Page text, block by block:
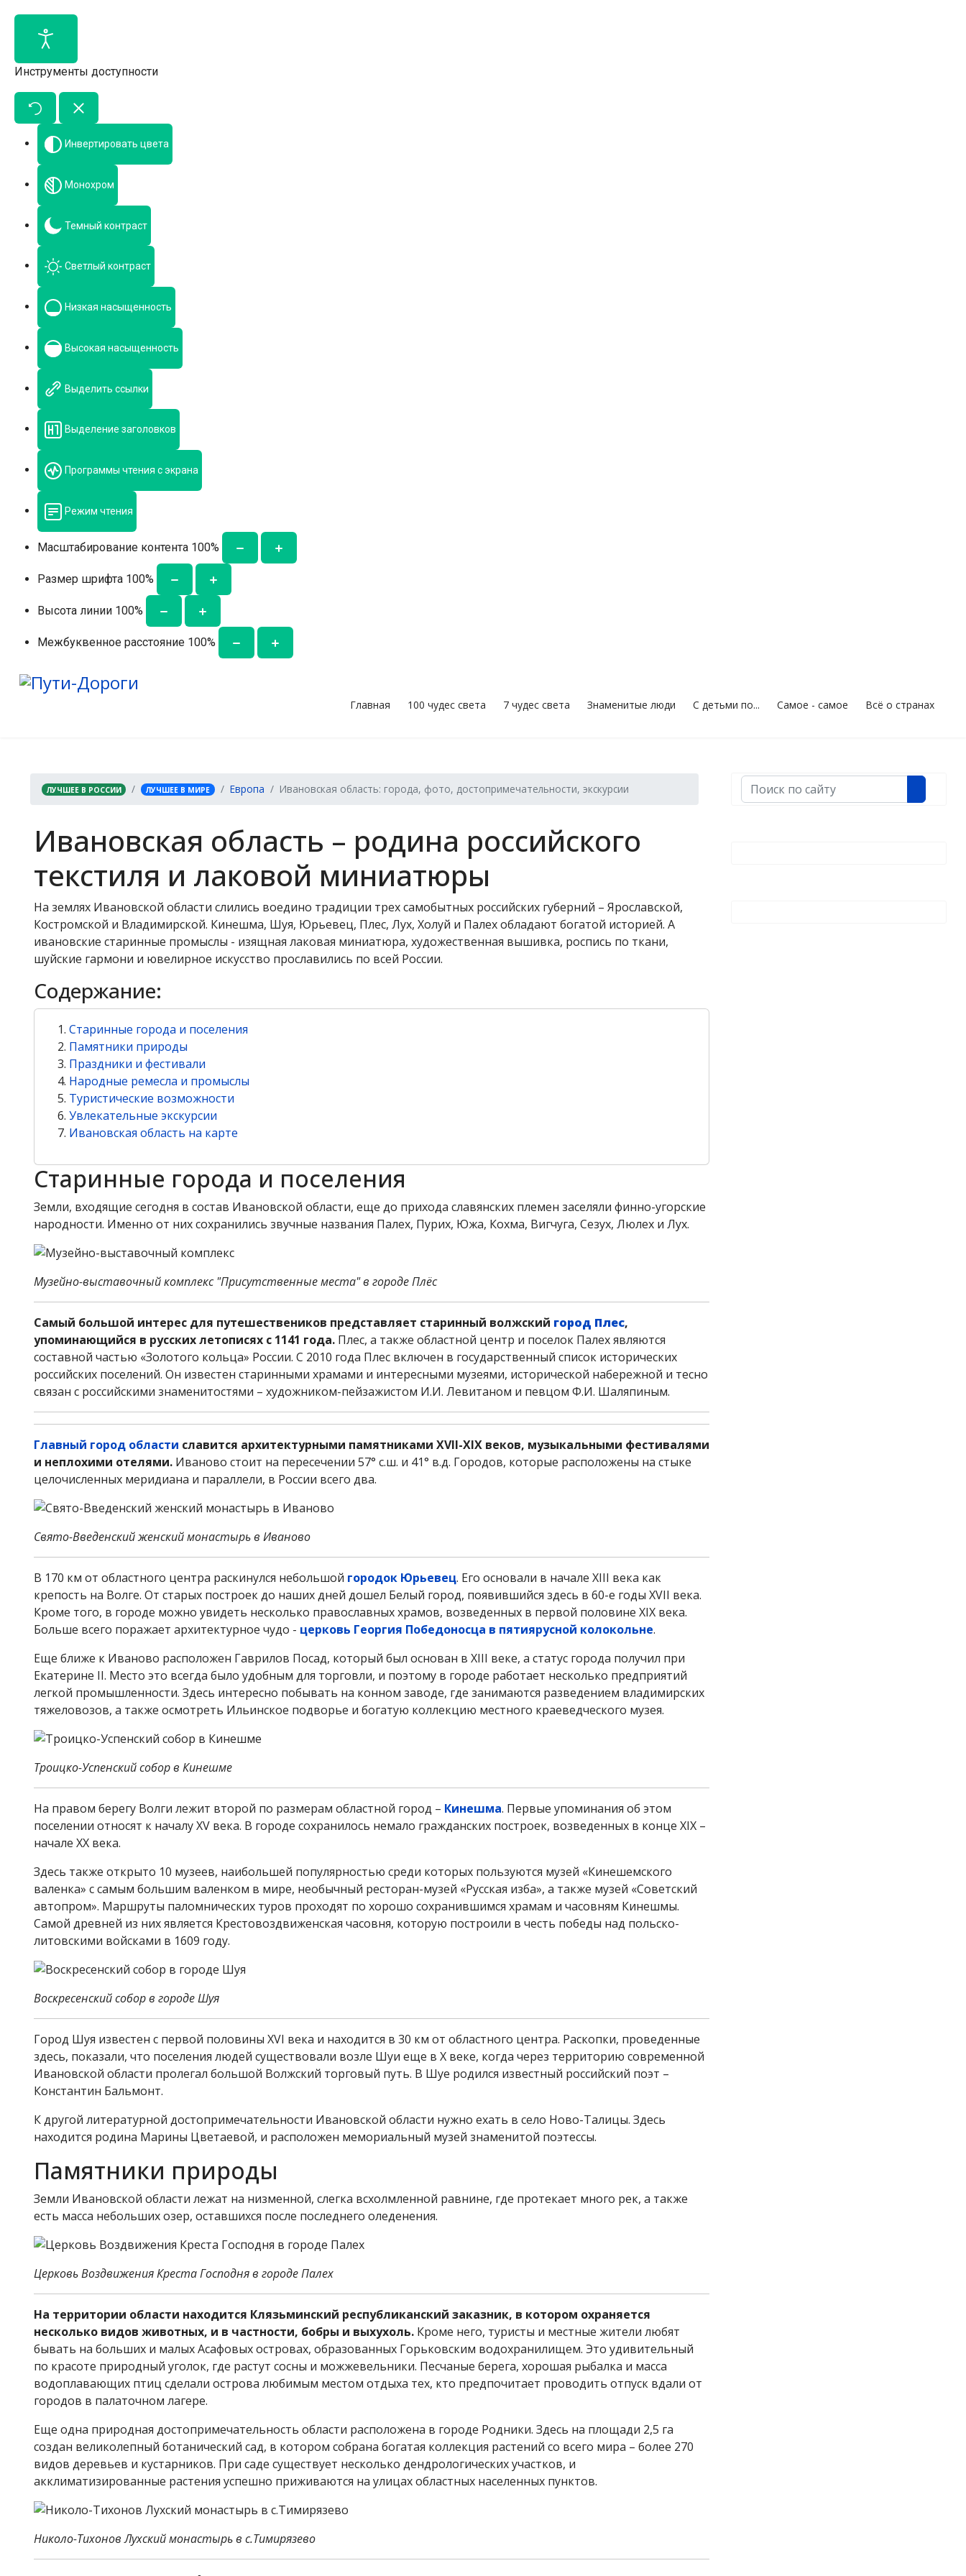
Инструменты доступности
Инвертировать цвета
Монохром
Темный контраст
Светлый контраст
Низкая насыщенность
Высокая насыщенность
Выделить ссылки
Выделение заголовков
Программы чтения с экрана
Режим чтения
Масштабирование контента 100%
Размер шрифта 100%
Высота линии 100%
Межбуквенное расстояние 100%
Главная 100 чудес света 7 чудес света Знаменитые люди С детьми по... Самое - самое Всё о странах
ЛУЧШЕЕ В РОССИИ ЛУЧШЕЕ В МИРЕ Европа Ивановская область: города, фото, достопримечательности, экскурсии
Ивановская область – родина российского
текстиля и лаковой миниатюры
На землях Ивановской области слились воедино традиции трех самобытных российских губерний – Ярославской,
Костромской и Владимирской. Кинешма, Шуя, Юрьевец, Плес, Лух, Холуй и Палех обладают богатой историей. А
ивановские старинные промыслы - изящная лаковая миниатюра, художественная вышивка, роспись по ткани,
шуйские гармони и ювелирное искусство прославились по всей России.
Содержание:
Старинные города и поселения
Памятники природы
Праздники и фестивали
Народные ремесла и промыслы
Туристические возможности
Увлекательные экскурсии
Ивановская область на карте
Старинные города и поселения
Земли, входящие сегодня в состав Ивановской области, еще до прихода славянских племен заселяли финно-угорские
народности. Именно от них сохранились звучные названия Палех, Пурих, Южа, Кохма, Вигчуга, Сезух, Люлех и Лух.
Музейно-выставочный комплекс "Присутственные места" в городе Плёс
Самый большой интерес для путешествеников представляет старинный волжский город Плес,
упоминающийся в русских летописях с 1141 года. Плес, а также областной центр и поселок Палех являются
составной частью «Золотого кольца» России. С 2010 года Плес включен в государственный список исторических
российских поселений. Он известен старинными храмами и интересными музеями, исторической набережной и тесно
связан с российскими знаменитостями – художником-пейзажистом И.И. Левитаном и певцом Ф.И. Шаляпиным.
Главный город области славится архитектурными памятниками XVII-XIX веков, музыкальными фестивалями
и неплохими отелями. Иваново стоит на пересечении 57° с.ш. и 41° в.д. Городов, которые расположены на стыке
целочисленных меридиана и параллели, в России всего два.
Свято-Введенский женский монастырь в Иваново
В 170 км от областного центра раскинулся небольшой городок Юрьевец. Его основали в начале XIII века как
крепость на Волге. От старых построек до наших дней дошел Белый город, появившийся здесь в 60-е годы XVII века.
Кроме того, в городе можно увидеть несколько православных храмов, возведенных в первой половине XIX века.
Больше всего поражает архитектурное чудо - церковь Георгия Победоносца в пятиярусной колокольне.
Еще ближе к Иваново расположен Гаврилов Посад, который был основан в XIII веке, а статус города получил при
Екатерине II. Место это всегда было удобным для торговли, и поэтому в городе работает несколько предприятий
легкой промышленности. Здесь интересно побывать на конном заводе, где занимаются разведением владимирских
тяжеловозов, а также осмотреть Ильинское подворье и богатую коллекцию местного краеведческого музея.
Троицко-Успенский собор в Кинешме
На правом берегу Волги лежит второй по размерам областной город – Кинешма. Первые упоминания об этом
поселении относят к началу XV века. В городе сохранилось немало гражданских построек, возведенных в конце XIX –
начале XX века.
Здесь также открыто 10 музеев, наибольшей популярностью среди которых пользуются музей «Кинешемского
валенка» с самым большим валенком в мире, необычный ресторан-музей «Русская изба», а также музей «Советский
автопром». Маршруты паломнических туров проходят по хорошо сохранившимся храмам и часовням Кинешмы.
Самой древней из них является Крестовоздвиженская часовня, которую построили в честь победы над польско-
литовскими войсками в 1609 году.
Воскресенский собор в городе Шуя
Город Шуя известен с первой половины XVI века и находится в 30 км от областного центра. Раскопки, проведенные
здесь, показали, что поселения людей существовали возле Шуи еще в X веке, когда через территорию современной
Ивановской области пролегал большой Волжский торговый путь. В Шуе родился известный российский поэт –
Константин Бальмонт.
К другой литературной достопримечательности Ивановской области нужно ехать в село Ново-Талицы. Здесь
находится родина Марины Цветаевой, и расположен мемориальный музей знаменитой поэтессы.
Памятники природы
Земли Ивановской области лежат на низменной, слегка всхолмленной равнине, где протекает много рек, а также
есть масса небольших озер, оставшихся после последнего оледенения.
Церковь Воздвижения Креста Господня в городе Палех
На территории области находится Клязьминский республиканский заказник, в котором охраняется
несколько видов животных, и в частности, бобры и выхухоль. Кроме него, туристы и местные жители любят
бывать на больших и малых Асафовых островах, образованных Горьковским водохранилищем. Это удивительный
по красоте природный уголок, где растут сосны и можжевельники. Песчаные берега, хорошая рыбалка и масса
водоплавающих птиц сделали острова любимым местом отдыха тех, кто предпочитает проводить отпуск вдали от
городов в палаточном лагере.
Еще одна природная достопримечательность области расположена в городе Родники. Здесь на площади 2,5 га
создан великолепный ботанический сад, в котором собрана богатая коллекция растений со всего мира – более 270
видов деревьев и кустарников. При саде существует несколько дендрологических участков, и
акклиматизированные растения успешно приживаются на улицах областных населенных пунктов.
Николо-Тихонов Лухский монастырь в с.Тимирязево
Поиск